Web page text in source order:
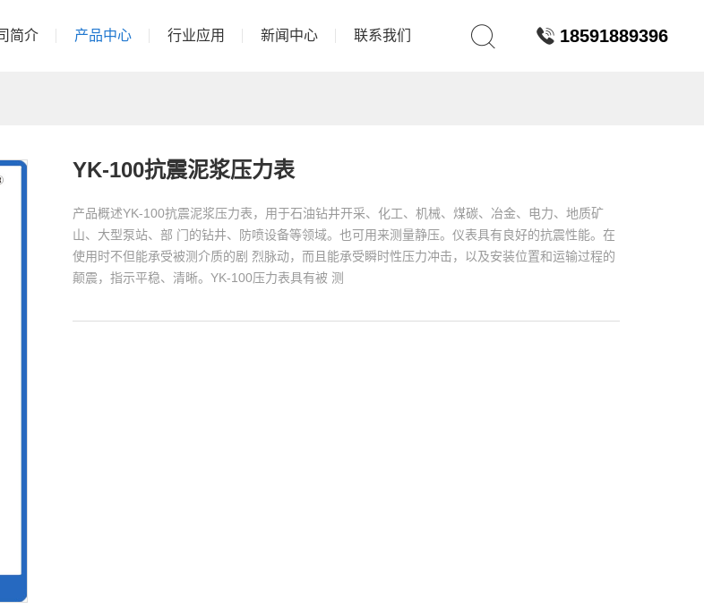
简介 产品中心 行业应用 新闻中心 联系我们 18591889396
YK-100抗震泥浆压力表
产品概述YK-100抗震泥浆压力表，用于石油钻井开采、化工、机械、煤碳、冶金、电力、地质矿
山、大型泵站、部 门的钻井、防喷设备等领域。也可用来测量静压。仪表具有良好的抗震性能。在
使用时不但能承受被测介质的剧 烈脉动，而且能承受瞬时性压力冲击，以及安装位置和运输过程的
颠震，指示平稳、清晰。YK-100压力表具有被 测